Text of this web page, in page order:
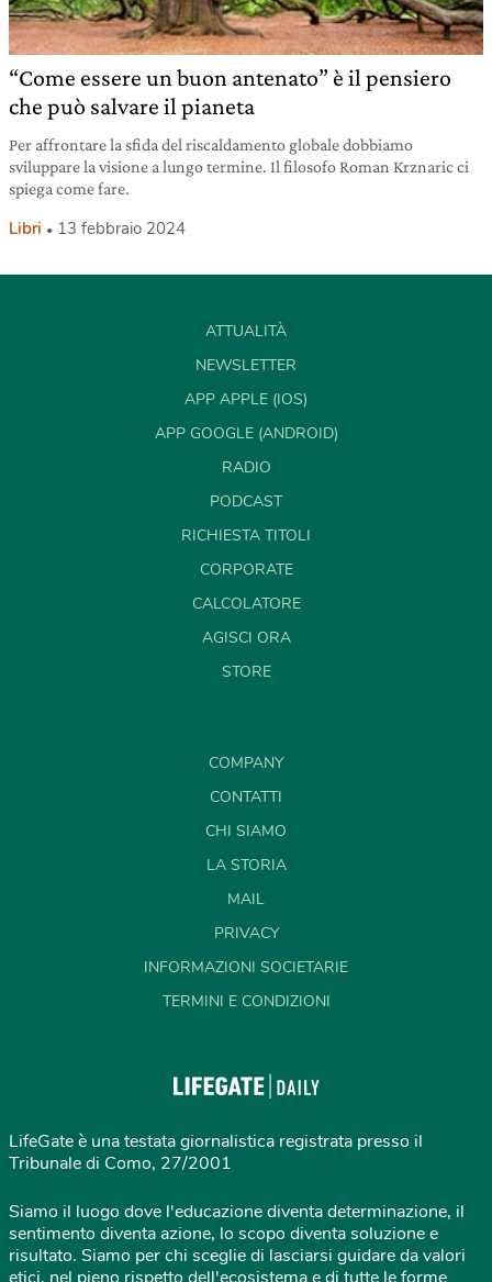
“Come essere un buon antenato” è il pensiero
che può salvare il pianeta
Per affrontare la sfida del riscaldamento globale dobbiamo
sviluppare la visione a lungo termine. Il filosofo Roman Krznaric ci
spiega come fare.
Libri 13 febbraio 2024
ATTUALITÀ
NEWSLETTER
APP APPLE (IOS)
APP GOOGLE (ANDROID)
RADIO
PODCAST
RICHIESTA TITOLI
CORPORATE
CALCOLATORE
AGISCI ORA
STORE
COMPANY
CONTATTI
CHI SIAMO
LA STORIA
MAIL
PRIVACY
INFORMAZIONI SOCIETARIE
TERMINI E CONDIZIONI
LifeGate è una testata giornalistica registrata presso il
Tribunale di Como, 27/2001
Siamo il luogo dove l'educazione diventa determinazione, il
sentimento diventa azione, lo scopo diventa soluzione e
risultato. Siamo per chi sceglie di lasciarsi guidare da valori
etici, nel pieno rispetto dell'ecosistema e di tutte le forme